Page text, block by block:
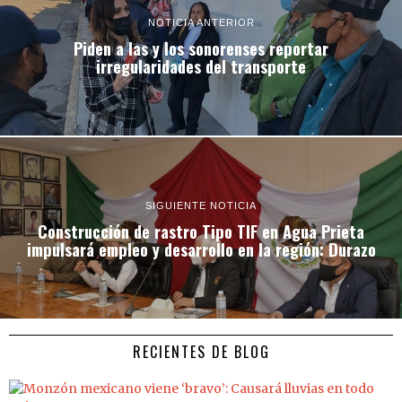
NOTICIA ANTERIOR
Piden a las y los sonorenses reportar
irregularidades del transporte
SIGUIENTE NOTICIA
Construcción de rastro Tipo TIF en Agua Prieta
impulsará empleo y desarrollo en la región: Durazo
RECIENTES DE BLOG